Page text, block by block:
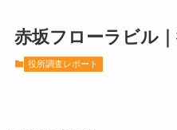
赤坂フローラビル
役所調査レポート